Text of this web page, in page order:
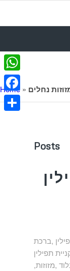
Home » נחלים
Posts
,ברכת
תפילין
,מזוזות
WhatsApp
Facebook